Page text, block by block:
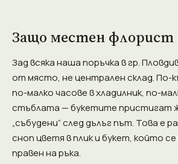
Защо местен флорист
Зад всяка наша поръчка в гр.
от място, не централен склад. По-
по-малко часове в хладилник, по-
стъблата — букетите пристигат
„събудени“ след дълъг път. Това е
сноп цветя в плик и букет, който се
правен на ръка.